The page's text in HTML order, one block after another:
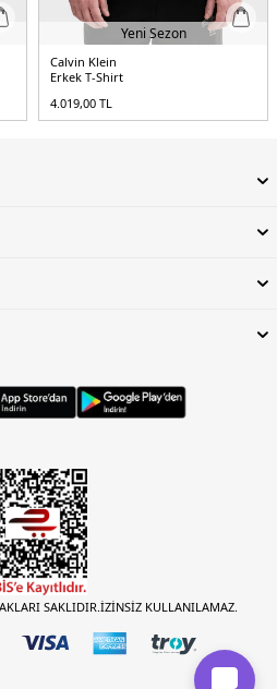
Yeni Sezon
Calvin Klein
Erkek T-Shirt
4.019,00 TL
SAKLIDIR.İZİNSİZ KULLANILAMAZ.